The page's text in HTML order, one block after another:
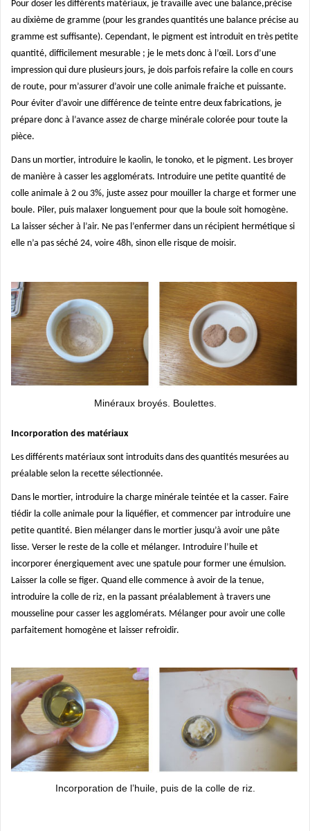
Pour doser les différents matériaux, je travaille avec une balance,précise
au dixième de gramme (pour les grandes quantités une balance précise au
gramme est suffisante). Cependant, le pigment est introduit en très petite
quantité, difficilement mesurable ; je le mets donc à l’œil. Lors d’une
impression qui dure plusieurs jours, je dois parfois refaire la colle en cours
de route, pour m’assurer d’avoir une colle animale fraiche et puissante.
Pour éviter d’avoir une différence de teinte entre deux fabrications, je
prépare donc à l’avance assez de charge minérale colorée pour toute la
pièce.
Dans un mortier, introduire le kaolin, le tonoko, et le pigment. Les broyer
de manière à casser les agglomérats. Introduire une petite quantité de
colle animale à 2 ou 3%, juste assez pour mouiller la charge et former une
boule. Piler, puis malaxer longuement pour que la boule soit homogène.
La laisser sécher à l’air. Ne pas l’enfermer dans un récipient hermétique si
elle n’a pas séché 24, voire 48h, sinon elle risque de moisir.
Minéraux broyés. Boulettes.
Incorporation des matériaux
Les différents matériaux sont introduits dans des quantités mesurées au
préalable selon la recette sélectionnée.
Dans le mortier, introduire la charge minérale teintée et la casser. Faire
tiédir la colle animale pour la liquéfier, et commencer par introduire une
petite quantité. Bien mélanger dans le mortier jusqu’à avoir une pâte
lisse. Verser le reste de la colle et mélanger. Introduire l’huile et
incorporer énergiquement avec une spatule pour former une émulsion.
Laisser la colle se figer. Quand elle commence à avoir de la tenue,
introduire la colle de riz, en la passant préalablement à travers une
mousseline pour casser les agglomérats. Mélanger pour avoir une colle
parfaitement homogène et laisser refroidir.
Incorporation de l’huile, puis de la colle de riz.